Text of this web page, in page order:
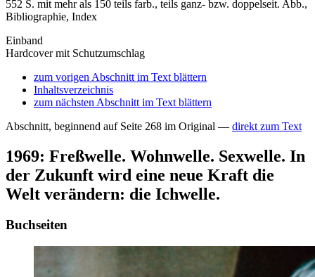
552 S. mit mehr als 150 teils farb., teils ganz- bzw. doppelseit. Abb.,
Bibliographie, Index
Einband
Hardcover mit Schutzumschlag
zum vorigen Abschnitt im Text blättern
Inhaltsverzeichnis
zum nächsten Abschnitt im Text blättern
Abschnitt, beginnend auf Seite 268 im Original — direkt zum Text
1969: Freßwelle. Wohnwelle. Sexwelle. In
der Zukunft wird eine neue Kraft die
Welt verändern: die Ichwelle.
Buchseiten